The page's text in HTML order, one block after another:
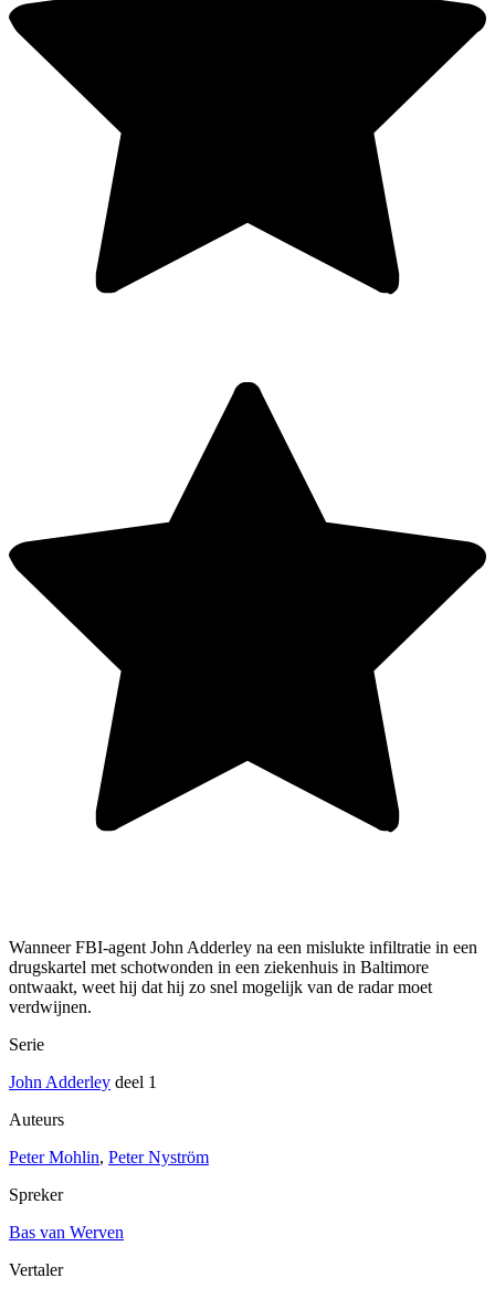
Wanneer FBI-agent John Adderley na een mislukte infiltratie in een
drugskartel met schotwonden in een ziekenhuis in Baltimore
ontwaakt, weet hij dat hij zo snel mogelijk van de radar moet
verdwijnen.
Serie
John Adderley deel 1
Auteurs
Peter Mohlin, Peter Nyström
Spreker
Bas van Werven
Vertaler